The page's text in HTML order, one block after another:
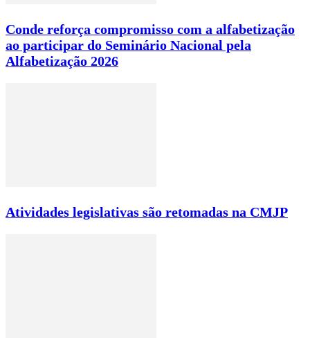
Conde reforça compromisso com a alfabetização
ao participar do Seminário Nacional pela
Alfabetização 2026
Atividades legislativas são retomadas na CMJP